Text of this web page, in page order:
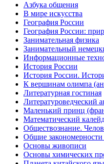
Азбука общения
В мире искусства
География России
География России:
Занимательная физика
Занимательный
Информационные
История России
История России.
К вершинам олимпа
Литературная гостиная
Литературоведческий
Маленький принц
Математический
Обществознание.
Общие закономерности
Основы живописи
Основы химических